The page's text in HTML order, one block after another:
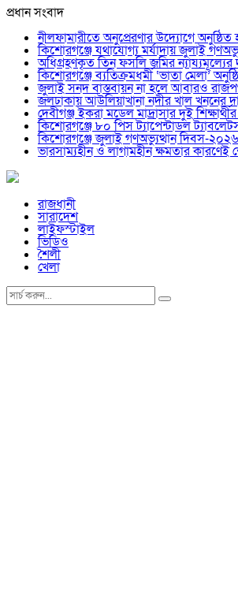
প্রধান সংবাদ
নীলফামারীতে অনুপ্রেরণার উদ্যোগে
কিশোরগঞ্জে যথাযোগ্য মর্যাদায় জুলাই
অধিগ্রহণকৃত তিন ফসলি জমির ন্যায্যমূল্যের
কিশোরগঞ্জে ব্যতিক্রমধর্মী ‘ভাতা মেলা’
জুলাই সনদ বাস্তবায়ন না হলে আবারও
জলঢাকায় আউলিয়াখানা নদীর খাল খননের
দেবীগঞ্জ ইকরা মডেল মাদ্রাসার দুই
কিশোরগঞ্জে ৮০ পিস ট্যাপেন্টাডল
কিশোরগঞ্জে জুলাই গণঅভ্যুত্থান দিবস-
ভারসাম্যহীন ও লাগামহীন ক্ষমতার কারণেই
রাজধানী
সারাদেশ
লাইফস্টাইল
ভিডিও
শৈলী
খেলা